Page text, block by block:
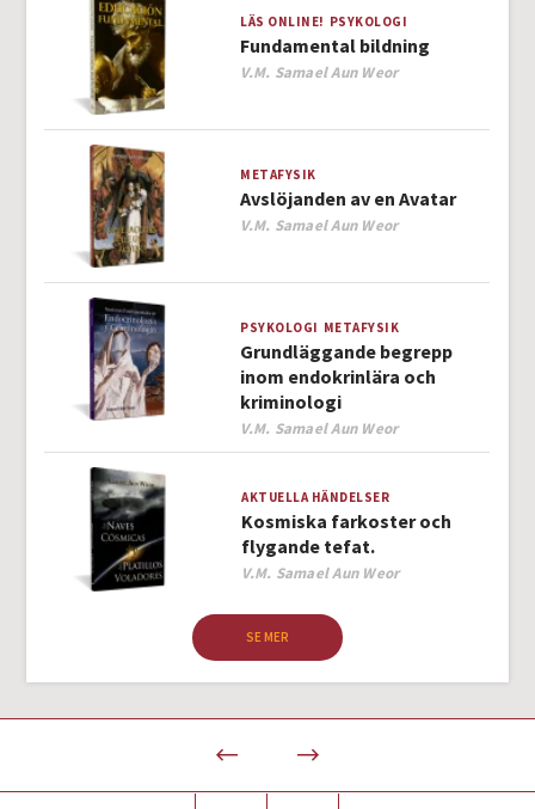
LÄS ONLINE! PSYKOLOGI
Fundamental bildning
Author
V.M. Samael Aun Weor
METAFYSIK
Avslöjanden av en Avatar
Author
V.M. Samael Aun Weor
PSYKOLOGI METAFYSIK
Grundläggande begrepp
inom endokrinlära och
kriminologi
Author
V.M. Samael Aun Weor
AKTUELLA HÄNDELSER
Kosmiska farkoster och
flygande tefat.
Author
V.M. Samael Aun Weor
SE MER